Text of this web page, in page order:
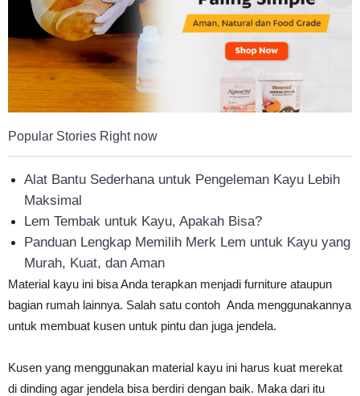
Popular Stories Right now
Alat Bantu Sederhana untuk Pengeleman Kayu Lebih
Maksimal
Lem Tembak untuk Kayu, Apakah Bisa?
Panduan Lengkap Memilih Merk Lem untuk Kayu yang
Murah, Kuat, dan Aman
Material kayu ini bisa Anda terapkan menjadi furniture ataupun
bagian rumah lainnya. Salah satu contoh Anda menggunakannya
untuk membuat kusen untuk pintu dan juga jendela.
Kusen yang menggunakan material kayu ini harus kuat merekat
di dinding agar jendela bisa berdiri dengan baik. Maka dari itu